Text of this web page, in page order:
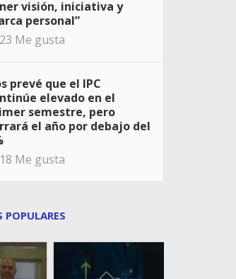
visión, iniciativa y
personal”
23 Me gusta
prevé que el IPC
elevado en el
semestre, pero
el año por debajo del
18 Me gusta
POPULARES